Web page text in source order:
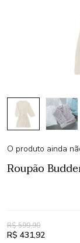
O produto ainda
Roupão
R$ 599,90
R$ 431,92